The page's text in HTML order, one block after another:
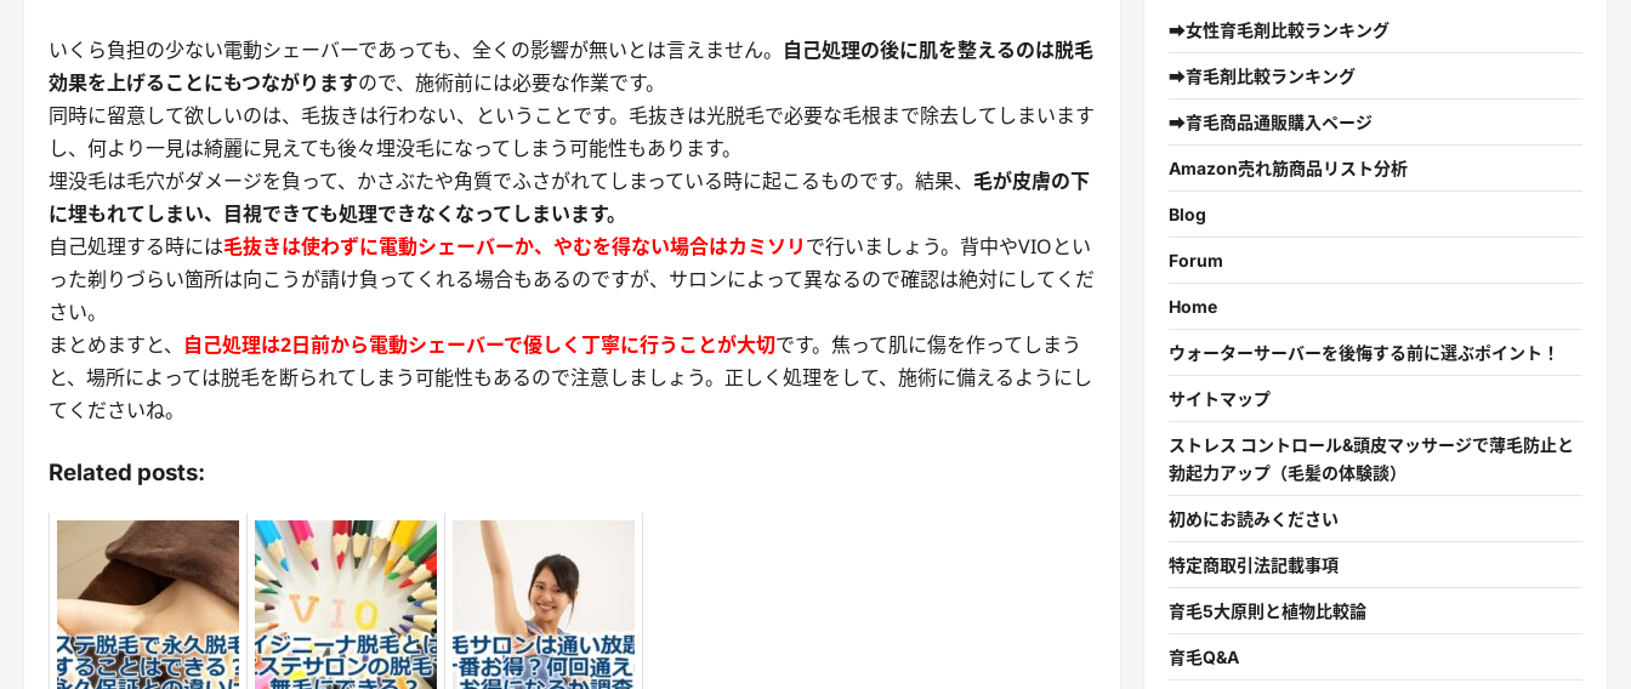
いくら負担の少ない電動シェーバーであっても、全くの影響が無いとは言えません。 自己処理の後に肌を整えるのは脱毛
効果を上げることにもつながりますので、施術前には必要な作業です。
同時に留意して欲しいのは、 毛抜きは行わない、ということです。毛抜きは光脱毛で必要な毛根まで除去してしまいます
し、何より一見は綺麗に見えても後々埋没毛になってしまう可能性もあります。
埋没毛は毛穴がダメージを負って、かさぶたや角質でふさがれてしまっている時に起こるものです。結果、 毛が皮膚の下
に埋もれてしまい、目視できても処理できなくなってしまいます。
自己処理する時には毛抜きは使わずに電動シェーバーか、やむを得ない場合はカミソリで行いましょう。背中やVIOとい
った剃りづらい箇所は向こうが請け負ってくれる場合もあるのですが、サロンによって異なるので確認は絶対にしてくだ
さい。
まとめますと、 自己処理は2日前から電動シェーバーで優しく丁寧に行うことが大切です。焦って肌に傷を作ってしまう
と、場所によっては脱毛を断られてしまう可能性もあるので注意しましょう。正しく処理をして、施術に備えるようにし
てくださいね。
Related posts:
➡女性育毛剤比較ランキング
➡育毛剤比較ランキング
➡育毛商品通販購入ページ
Amazon売れ筋商品リスト分析
Blog
Forum
Home
ウォーターサーバーを後悔する前に選ぶポイント！
サイトマップ
ストレス コントロール&頭皮マッサージで薄毛防止と
勃起力アップ（毛髪の体験談）
初めにお読みください
特定商取引法記載事項
育毛5大原則と植物比較論
育毛Q&A